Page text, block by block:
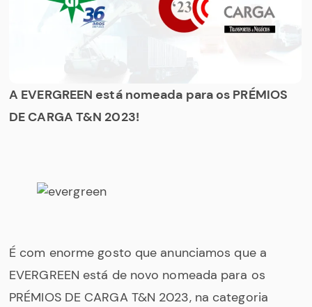
A EVERGREEN está nomeada para os PRÉMIOS
DE CARGA T&N 2023!
É com enorme gosto que anunciamos que a
EVERGREEN está de novo nomeada para os
PRÉMIOS DE CARGA T&N 2023, na categoria